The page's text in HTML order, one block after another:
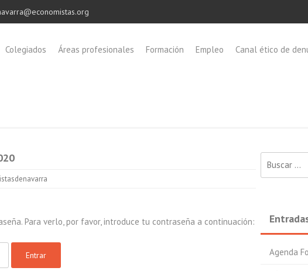
Colegiados Áreas profesionales Formación Empleo Canal ético de
Para verlo, por favor, introduce tu contraseña a continuación:
Agenda